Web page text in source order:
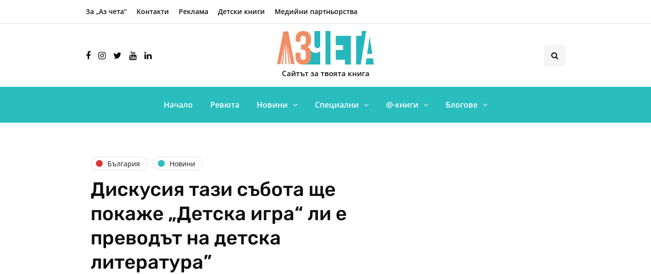
За „Аз чета“ Контакти Реклама Детски книги Медийни партньорства
Сайтът за твоята книга
Начало Ревюта Новини Специални @-книги Блогове
България Новини
Дискусия тази събота ще
покаже „Детска игра“ ли е
преводът на детска
литература”